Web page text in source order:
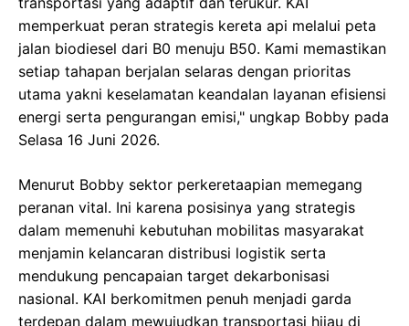
memperkuat peran strategis kereta api melalui peta
jalan biodiesel dari B0 menuju B50. Kami memastikan
setiap tahapan berjalan selaras dengan prioritas
utama yakni keselamatan keandalan layanan efisiensi
energi serta pengurangan emisi," ungkap Bobby pada
Selasa 16 Juni 2026.
Menurut Bobby sektor perkeretaapian memegang
peranan vital. Ini karena posisinya yang strategis
dalam memenuhi kebutuhan mobilitas masyarakat
menjamin kelancaran distribusi logistik serta
mendukung pencapaian target dekarbonisasi
nasional. KAI berkomitmen penuh menjadi garda
terdepan dalam mewujudkan transportasi hijau di